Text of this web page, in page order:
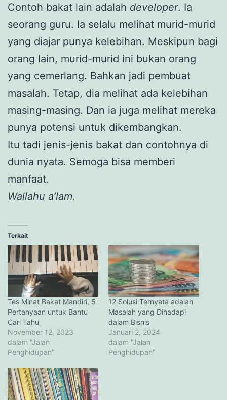
Contoh bakat lain adalah developer. Ia
seorang guru. Ia selalu melihat murid-murid
yang diajar punya kelebihan. Meskipun bagi
orang lain, murid-murid ini bukan orang
yang cemerlang. Bahkan jadi pembuat
masalah. Tetap, dia melihat ada kelebihan
masing-masing. Dan ia juga melihat mereka
punya potensi untuk dikembangkan.
Itu tadi jenis-jenis bakat dan contohnya di
dunia nyata. Semoga bisa memberi
manfaat.
Wallahu a’lam.
Terkait
Tes Minat Bakat Mandiri, 5
Pertanyaan untuk Bantu
Cari Tahu
November 12, 2023
dalam "Jalan
Penghidupan"
12 Solusi Ternyata adalah
Masalah yang Dihadapi
dalam Bisnis
Januari 2, 2024
dalam "Jalan
Penghidupan"